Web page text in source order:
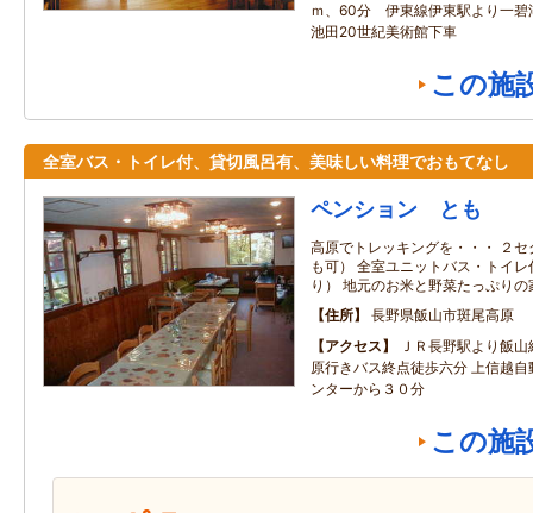
ｍ、60分 伊東線伊東駅より一
池田20世紀美術館下車
この施
全室バス・トイレ付、貸切風呂有、美味しい料理でおもてなし
ペンション とも
高原でトレッキングを・・・ ２
も可） 全室ユニットバス・トイ
り） 地元のお米と野菜たっぷりの
住所
長野県飯山市斑尾高原
アクセス
ＪＲ長野駅より飯
原行きバス終点徒歩六分 上信越
ンターから３０分
この施